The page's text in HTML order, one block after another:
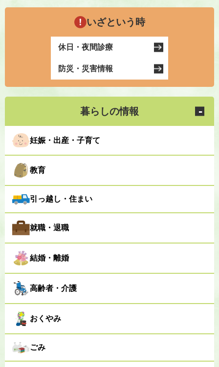
いざという時
休日・夜間診療
防災・災害情報
暮らしの情報
妊娠・出産・子育て
教育
引っ越し・住まい
就職・退職
結婚・離婚
高齢者・介護
おくやみ
ごみ